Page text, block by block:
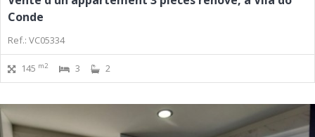
Conde
Ref.: VC05334
145 m2 3 2